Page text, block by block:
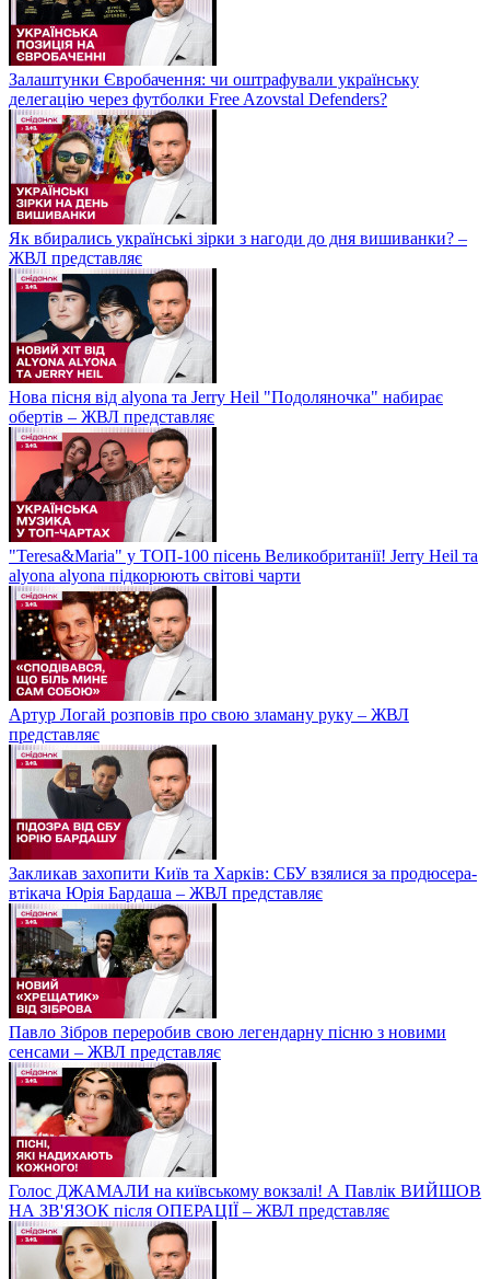
Залаштунки Євробачення: чи оштрафували українську
делегацію через футболки Free Azovstal Defenders?
Як вбирались українські зірки з нагоди до дня вишиванки? –
ЖВЛ представляє
Нова пісня від alyona та Jerry Heil "Подоляночка" набирає
обертів – ЖВЛ представляє
"Teresa&Maria" у ТОП-100 пісень Великобританії! Jerry Heil та
alyona alyona підкорюють світові чарти
Артур Логай розповів про свою зламану руку – ЖВЛ
представляє
Закликав захопити Київ та Харків: СБУ взялися за продюсера-
втікача Юрія Бардаша – ЖВЛ представляє
Павло Зібров переробив свою легендарну пісню з новими
сенсами – ЖВЛ представляє
Голос ДЖАМАЛИ на київському вокзалі! А Павлік ВИЙШОВ
НА ЗВ'ЯЗОК після ОПЕРАЦІЇ – ЖВЛ представляє